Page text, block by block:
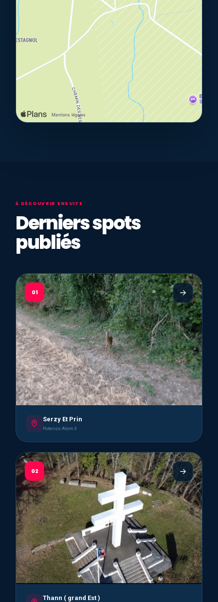
À DÉCOUVRIR ENSUITE
Derniers spots
publiés
01
Serzy Et Prin
Potensic Atom 3
02
Thann ( grand Est )